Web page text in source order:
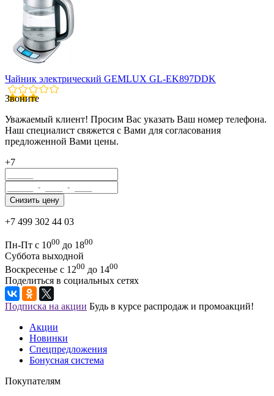
Чайник электрический GEMLUX GL-EK897DDK
Звоните
Уважаемый клиент! Просим Вас указать Ваш номер телефона.
Наш специалист свяжется с Вами для согласования
предложенной Вами цены.
+7
+7 499 302 44 03
Пн-Пт с 1000 до 1800
Суббота выходной
Воскресенье с 1200 до 1400
Поделиться в социальных сетях
Подписка на акции Будь в курсе распродаж и промоакций!
Акции
Новинки
Спецпредложения
Бонусная система
Покупателям